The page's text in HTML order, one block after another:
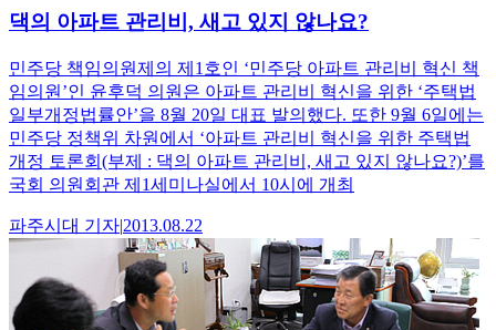
댁의 아파트 관리비, 새고 있지 않나요?
민주당 책임의원제의 제1호인 ‘민주당 아파트 관리비 혁신 책
임의원’인 윤후덕 의원은 아파트 관리비 혁신을 위한 ‘주택법
일부개정법률안’을 8월 20일 대표 발의했다. 또한 9월 6일에는
민주당 정책위 차원에서 ‘아파트 관리비 혁신을 위한 주택법
개정 토론회(부제 : 댁의 아파트 관리비, 새고 있지 않나요?)’를
국회 의원회관 제1세미나실에서 10시에 개최
파주시대 기자|2013.08.22